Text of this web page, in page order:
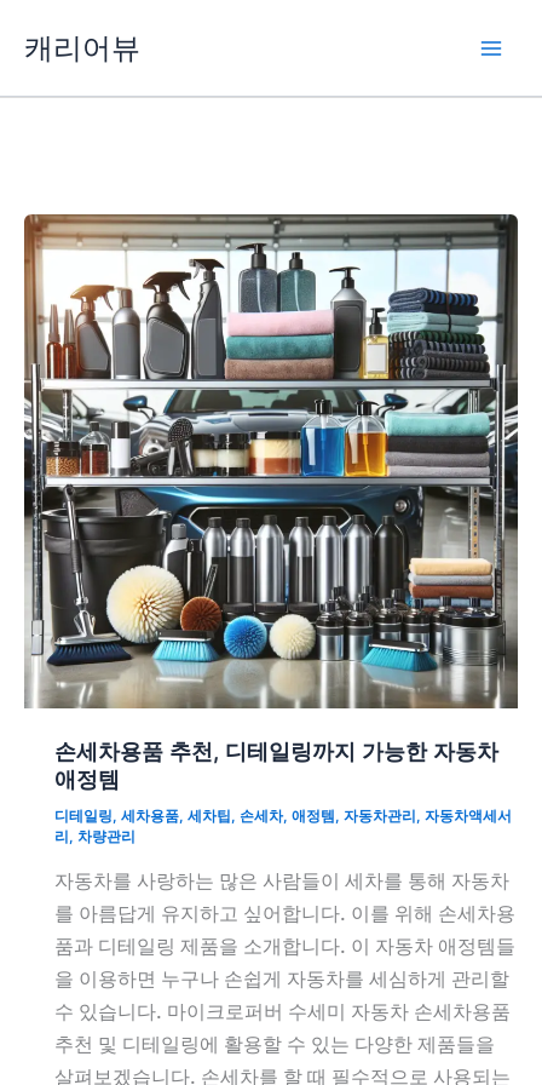
캐리어뷰
손세차용품 추천, 디테일링까지 가능한 자동차
애정템
디테일링, 세차용품, 세차팁 , 손세차, 애정템 , 자동차관리 , 자동차액세서
리 , 차량관리
자동차를 사랑하는 많은 사람들이 세차를 통해 자동차
를 아름답게 유지하고 싶어합니다. 이를 위해 손세차용
품과 디테일링 제품을 소개합니다. 이 자동차 애정템들
을 이용하면 누구나 손쉽게 자동차를 세심하게 관리할
수 있습니다. 마이크로퍼버 수세미 자동차 손세차용품
추천 및 디테일링에 활용할 수 있는 다양한 제품들을
살펴보겠습니다. 손세차를 할 때 필수적으로 사용되는